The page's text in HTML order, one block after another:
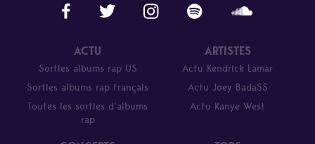
ACTU
Sorties albums rap US
Sorties albums rap français
Toutes les sorties d’albums
rap
ARTISTES
Actu Kendrick Lamar
Actu Joey Bada$$
Actu Kanye West